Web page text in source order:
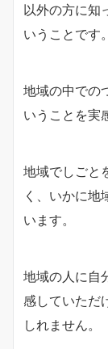
以外の方に知
いうことです。
地域の中での
いうことを実
地域でしごと
く、いかに地
います。
地域の人に自
感していただ
しれません。